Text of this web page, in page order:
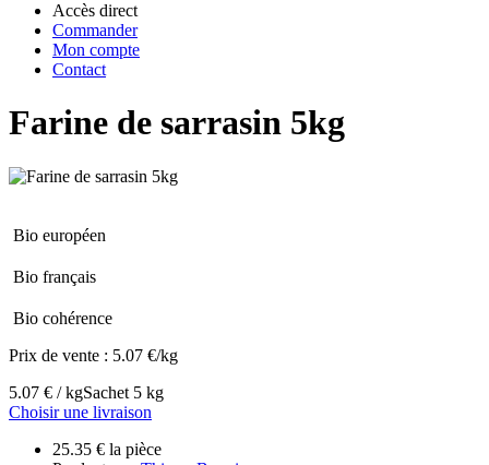
Accès direct
Commander
Mon compte
Contact
Farine de sarrasin 5kg
Bio européen
Bio français
Bio cohérence
Prix de vente : 5.07 €/kg
5.07 € / kgSachet 5 kg
Choisir une livraison
25.35 € la pièce